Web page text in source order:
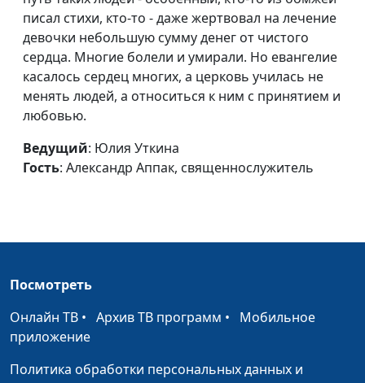
слабовидящим и
слепым
Флусова
Господь - мой свет
Юлия Уткина, Елена
Флусова
#68
Верить в Бога -
мужской поступок
Маринин,
священнослужитель,
водительством
Радио»
Чудодейственная
молитва
Дмитрий Ковалев, член
писал стихи, кто-то - даже жертвовал на лечение
девочки небольшую сумму денег от чистого
сердца. Многие болели и умирали. Но евангелие
касалось сердец многих, а церковь училась не
менять людей, а относиться к ним с принятием и
любовью.
Ведущий: Юлия Уткина
Гость: Александр Аппак, священнослужитель
Посмотреть
Онлайн ТВ • Архив ТВ программ • Мобильное
приложение
Политика обработки персональных данных и